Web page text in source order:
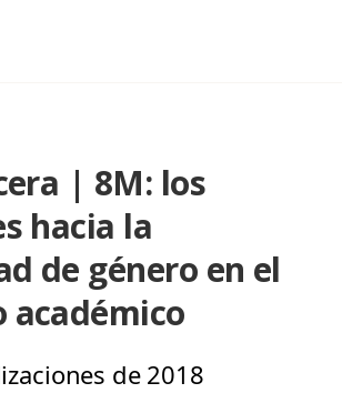
| 8M: los
hacia la
de género en el
académico
de 2018